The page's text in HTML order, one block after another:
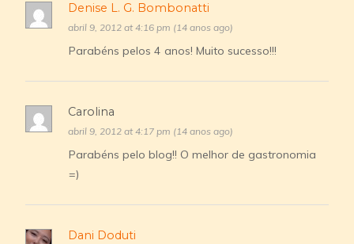
Denise L. G. Bombonatti
abril 9, 2012 at 4:16 pm (14 anos ago)
Parabéns pelos 4 anos! Muito sucesso!!!
Carolina
abril 9, 2012 at 4:17 pm (14 anos ago)
Parabéns pelo blog!! O melhor de gastronomia
=)
Dani Doduti